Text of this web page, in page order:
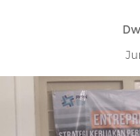
Jokowi
saat